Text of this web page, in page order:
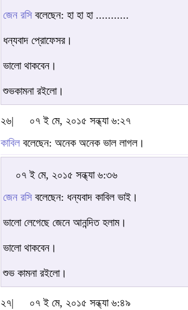
জেন রসি বলেছেন: হা হা হা ...........
ধন্যবাদ প্রোফেসর।
ভালো থাকবেন।
শুভকামনা রইলো।
২৬|
০৭ ই মে, ২০১৫ সন্ধ্যা ৬:২৭
কাবিল বলেছেন: অনেক অনেক ভাল লাগল।
০৭ ই মে, ২০১৫ সন্ধ্যা ৬:৩৬
জেন রসি বলেছেন: ধন্যবাদ কাবিল ভাই।
ভালো লেগেছে জেনে আনন্দিত হলাম।
ভালো থাকবেন।
শুভ কামনা রইলো।
২৭|
০৭ ই মে, ২০১৫ সন্ধ্যা ৬:৪৯